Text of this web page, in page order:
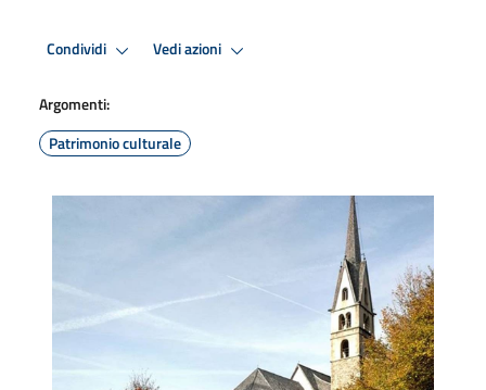
Condividi Vedi azioni
Argomenti:
Patrimonio culturale